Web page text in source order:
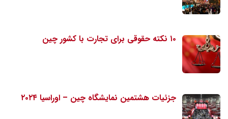
۱۰ نکته حقوقی برای تجارت با کشور چین
جزئیات هشتمین نمایشگاه چین – اوراسیا ۲۰۲۴